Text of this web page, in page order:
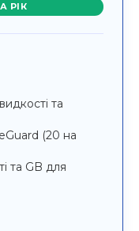
РІК
та
(20 на
та GB для